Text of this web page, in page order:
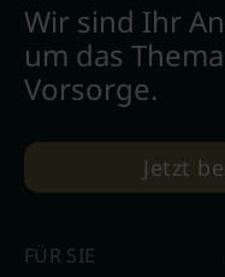
Wir sind Ihr
um das
Vorsorge.
Jetzt
FÜR SIE